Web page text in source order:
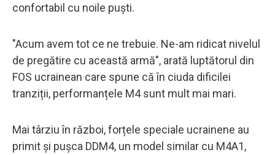
confortabil cu noile puști.
"Acum avem tot ce ne trebuie. Ne-am ridicat nivelul
de pregătire cu această armă", arată luptătorul din
FOS ucrainean care spune că în ciuda dificilei
tranziții, performanțele M4 sunt mult mai mari.
Mai târziu în război, forțele speciale ucrainene au
primit și pușca DDM4, un model similar cu M4A1,